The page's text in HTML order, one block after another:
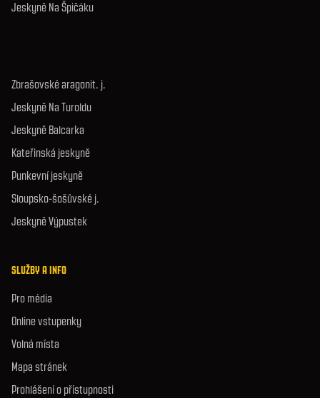
Jeskyně Na Špičáku
Zbrašovské aragonit. j.
Jeskyně Na Turoldu
Jeskyně Balcarka
Kateřinská jeskyně
Punkevní jeskyně
Sloupsko-šošůvské j.
Jeskyně Výpustek
SLUŽBY A INFO
Pro média
Online vstupenky
Volná místa
Mapa stránek
Prohlášení o přístupnosti